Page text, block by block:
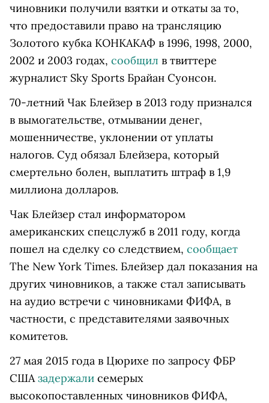
чиновники получили взятки и откаты за то,
что предоставили право на трансляцию
Золотого кубка КОНКАКАФ в 1996, 1998, 2000,
2002 и 2003 годах, сообщил в твиттере
журналист Sky Sports Брайан Суонсон.
70-летний Чак Блейзер в 2013 году признался
в вымогательстве, отмывании денег,
мошенничестве, уклонении от уплаты
налогов. Суд обязал Блейзера, который
смертельно болен, выплатить штраф в 1,9
миллиона долларов.
Чак Блейзер стал информатором
американских спецслужб в 2011 году, когда
пошел на сделку со следствием, сообщает
The New York Times. Блейзер дал показания на
других чиновников, а также стал записывать
на аудио встречи с чиновниками ФИФА, в
частности, с представителями заявочных
комитетов.
27 мая 2015 года в Цюрихе по запросу ФБР
СШАзадержали семерых
высокопоставленных чиновников ФИФА,